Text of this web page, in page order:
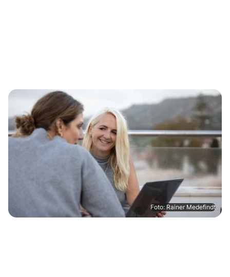
Foto: Rainer Medefindt